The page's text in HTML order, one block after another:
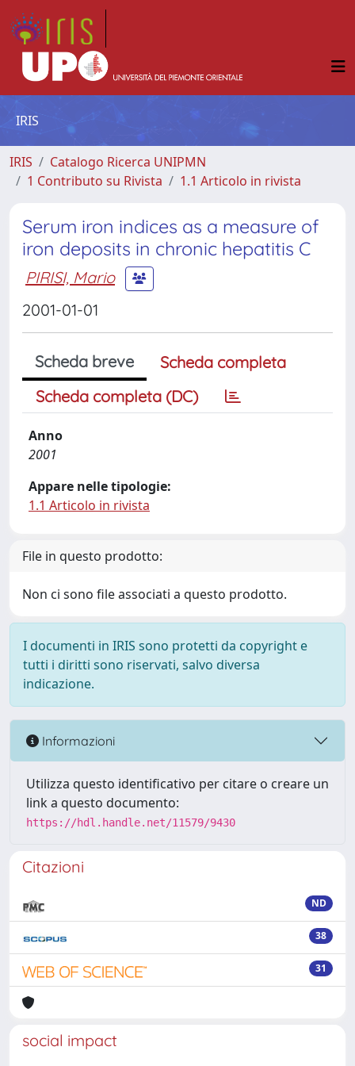
IRIS
IRIS
Catalogo Ricerca UNIPMN
1 Contributo su Rivista
1.1 Articolo in rivista
Serum iron indices as a measure of
iron deposits in chronic hepatitis C
PIRISI, Mario
2001-01-01
Scheda breve
Scheda completa
Scheda completa (DC)
Anno
2001
Appare nelle tipologie:
1.1 Articolo in rivista
File in questo prodotto:
Non ci sono file associati a questo prodotto.
I documenti in IRIS sono protetti da copyright e
tutti i diritti sono riservati, salvo diversa
indicazione.
Informazioni
Utilizza questo identificativo per citare o creare un
link a questo documento:
https://hdl.handle.net/11579/9430
Citazioni
ND
38
31
social impact